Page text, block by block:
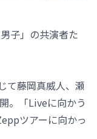
子」の共演者た
て藤岡真威人、瀬
。「Liveに向かう
ツアーに向かっ